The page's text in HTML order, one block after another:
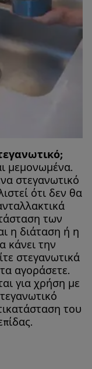
μεμονωμένα.
στεγανωτικό
ότι δεν θα
των
η διάταση ή η
κάνει την
στεγανωτικά
αγοράσετε.
για χρήση με
του